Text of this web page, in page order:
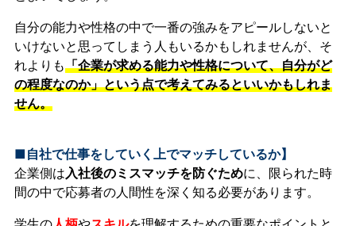
自分の能力や性格の中で一番の強みをアピールしないと
いけないと思ってしまう人もいるかもしれませんが、そ
れよりも「企業が求める能力や性格について、自分がど
の程度なのか」という点で考えてみるといいかもしれま
せん。
■自社で仕事をしていく上でマッチしているか】
企業側は入社後のミスマッチを防ぐために、限られた時
間の中で応募者の人間性を深く知る必要があります。